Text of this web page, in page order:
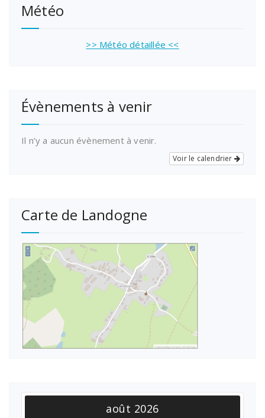
Météo
>> Météo détaillée <<
Évènements à venir
Il n’y a aucun évènement à venir.
Voir le calendrier
Carte de Landogne
août 2026